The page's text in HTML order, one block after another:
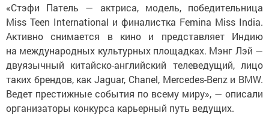
«Стэфи Патель — актриса, модель, победительница
Miss Teen International и финалистка Femina Miss India.
Активно снимается в кино и представляет Индию
на международных культурных площадках. Мэнг Лэй —
двуязычный китайско-английский телеведущий, лицо
таких брендов, как Jaguar, Chanel, Mercedes-Benz и BMW.
Ведет престижные события по всему миру», — описали
организаторы конкурса карьерный путь ведущих.